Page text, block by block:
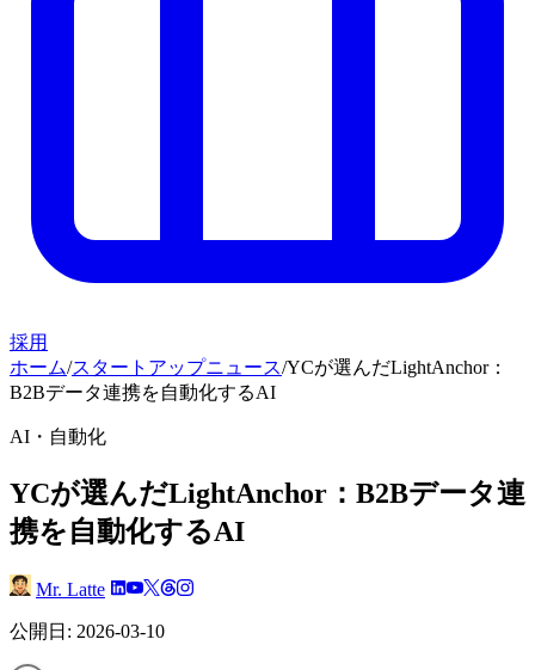
採用
ホーム/スタートアップニュース/YCが選んだLightAnchor：
B2Bデータ連携を自動化するAI
AI・自動化
YCが選んだLightAnchor：B2Bデータ連
携を自動化するAI
Mr. Latte
公開日: 2026-03-10